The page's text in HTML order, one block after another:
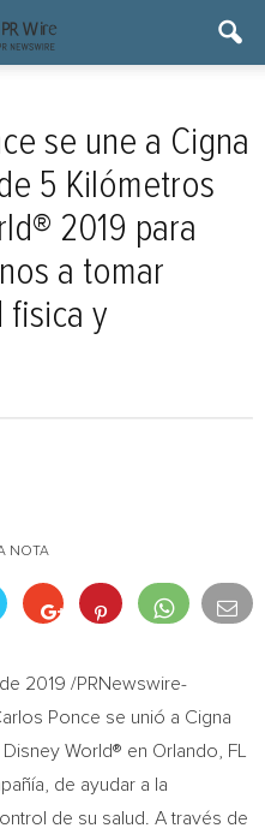
se une a Cigna
5 Kilómetros
2019 para
a tomar
fisica y
NOTA
de 2019 /PRNewswire-
Ponce se unió a Cigna
Disney World® en Orlando, FL
de ayudar a la
de su salud. A través de